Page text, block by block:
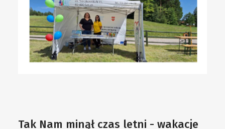
Tak Nam minął czas letni - wakacje